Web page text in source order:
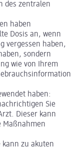
des zentralen
haben
Dosis an, wenn
vergessen haben,
sondern
wie von Ihrem
haben:
Sie
Dieser kann
Maßnahmen
kann zu akuten